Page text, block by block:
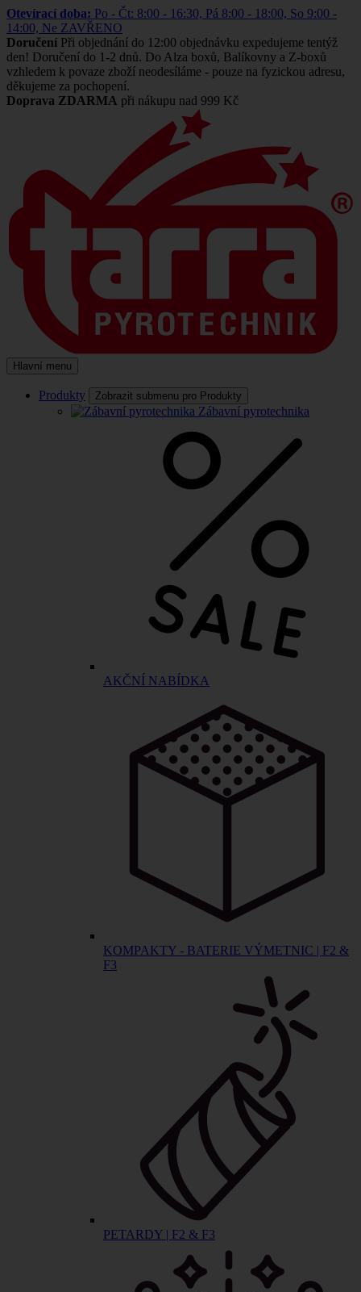
Otevírací doba: Po - Čt: 8:00 - 16:30, Pá 8:00 - 18:00, So 9:00 -
14:00, Ne ZAVŘENO
Doručení Při objednání do 12:00 objednávku expedujeme tentýž
den! Doručení do 1-2 dnů. Do Alza boxů, Balíkovny a Z-boxů
vzhledem k povaze zboží neodesíláme - pouze na fyzickou adresu,
děkujeme za pochopení.
Doprava ZDARMA při nákupu nad 999 Kč
Hlavní menu
Produkty Zobrazit submenu pro Produkty
Zábavní pyrotechnika
AKČNÍ NABÍDKA
KOMPAKTY - BATERIE VÝMETNIC | F2 &
F3
PETARDY | F2 & F3